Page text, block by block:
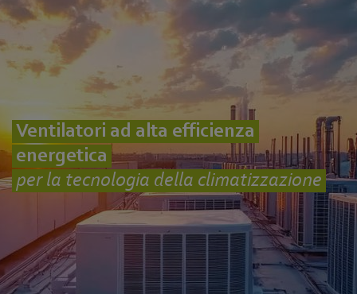
Ventilatori ad alta efficienza
energetica
per la tecnologia della climatizzazione